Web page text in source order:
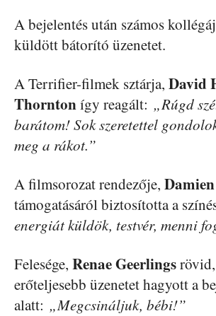
A bejelentés után számos
küldött bátorító üzenetet.
A Terrifier-filmek sztárja, David
Thorntonígy reagált: „Rúgd
barátom! Sok szeretettel
meg a rákot.”
A filmsorozat rendezője,
támogatásáról biztosította a
energiát küldök, testvér, menni
Felesége, Renae Geerlings
erőteljesebb üzenetet hagyott a
alatt: „Megcsináljuk, bébi!”